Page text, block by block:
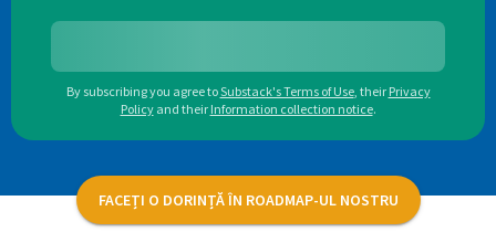
By subscribing you agree toSubstack's Terms of Use, their Privacy
Policy and their Information collection notice.
FACEȚI O DORINȚĂ ÎN ROADMAP-UL NOSTRU